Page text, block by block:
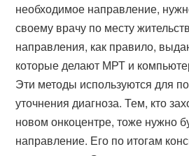
необходимое направление,
своему врачу по месту
направления, как правило,
которые делают МРТ и
Эти методы используются для
уточнения диагноза. Тем, кто
новом онкоцентре, тоже нужно
направление. Его по итогам